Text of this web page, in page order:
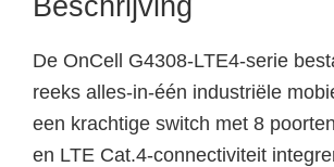
De OnCell G4308-LTE4-serie
reeks alles-in-één industriële
een krachtige switch met 8
en LTE Cat.4-connectiviteit